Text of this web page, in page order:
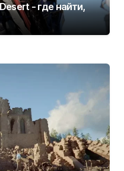
- где найти,